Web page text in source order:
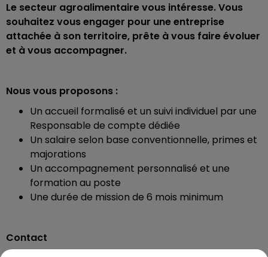
Le secteur agroalimentaire vous intéresse. Vous
souhaitez vous engager pour une entreprise
attachée à son territoire, prête à vous faire évoluer
et à vous accompagner.
Nous vous proposons :
Un accueil formalisé et un suivi individuel par une
Responsable de compte dédiée
Un salaire selon base conventionnelle, primes et
majorations
Un accompagnement personnalisé et une
formation au poste
Une durée de mission de 6 mois minimum
Contact